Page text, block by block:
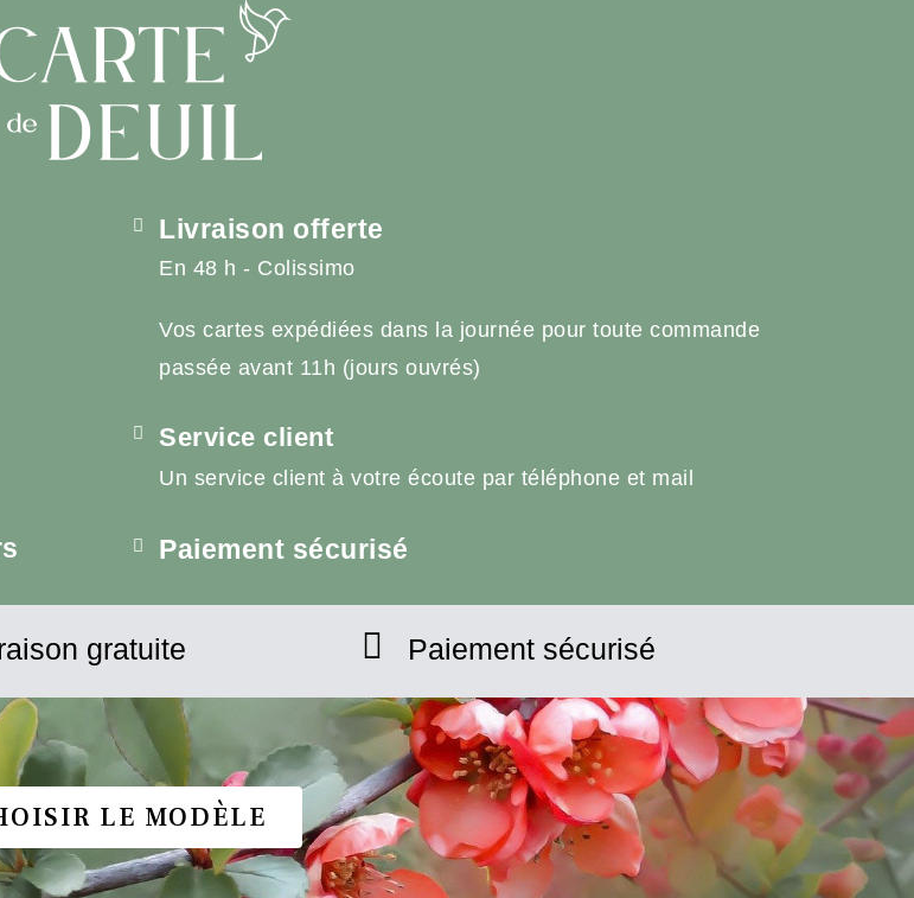
Livraison offerte
En 48 h - Colissimo
Vos cartes expédiées dans la journée pour toute commande
passée avant 11h (jours ouvrés)
Service client
Un service client à votre écoute par téléphone et mail
Paiement sécurisé
gratuite Paiement sécurisé
LE MODÈLE